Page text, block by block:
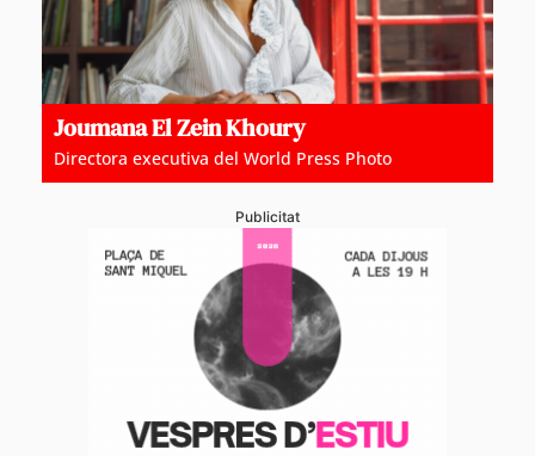
Joumana El Zein Khoury
Directora executiva del World Press Photo
Publicitat